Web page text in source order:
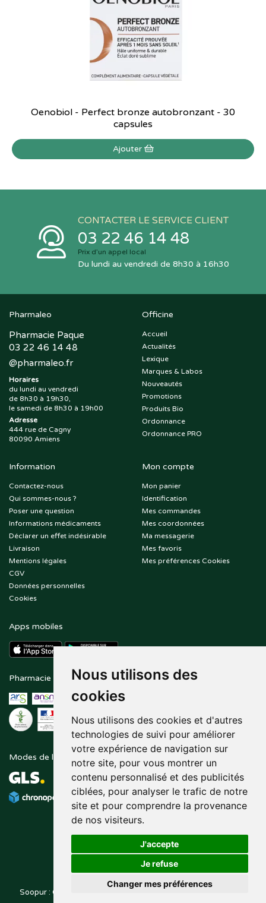
Nous utilisons des
cookies
Nous utilisons des cookies et d'autres
technologies de suivi pour améliorer
votre expérience de navigation sur
notre site, pour vous montrer un
contenu personnalisé et des publicités
ciblées, pour analyser le trafic de notre
site et pour comprendre la provenance
de nos visiteurs.
J'accepte
Je refuse
Changer mes préférences
Oenobiol - Perfect bronze autobronzant - 30
capsules
Ajouter
CONTACTER LE SERVICE CLIENT
03 22 46 14 48
Prix d’un appel local
Du lundi au vendredi de 8h30 à 16h30
Pharmaleo
Pharmacie Paque
03 22 46 14 48
@pharmaleo.fr
Horaires
du lundi au vendredi
de 8h30 à 19h30,
le samedi de 8h30 à 19h00
Adresse
444 rue de Cagny
80090 Amiens
Officine
Accueil
Actualités
Lexique
Marques & Labos
Nouveautés
Promotions
Produits Bio
Ordonnance
Ordonnance PRO
Information
Contactez-nous
Qui sommes-nous ?
Poser une question
Informations médicaments
Déclarer un effet indésirable
Livraison
Mentions légales
CGV
Données personnelles
Cookies
Mon compte
Mon panier
Identification
Mes commandes
Mes coordonnées
Ma messagerie
Mes favoris
Mes préférences Cookies
Apps mobiles
Pharmacie en ligne agréée Paiement sécurisé
Modes de livraison Suivez-nous sur
Soopur : Cosmétiques, soin de la peau, maquillage, toutes vos